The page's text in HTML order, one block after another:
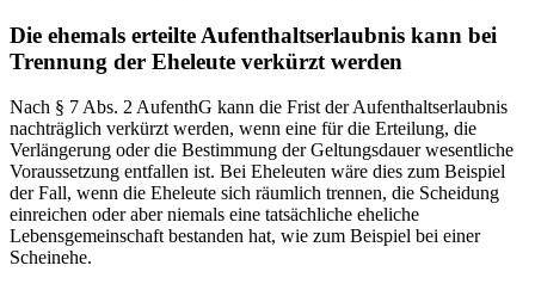
Die ehemals erteilte Aufenthaltserlaubnis kann bei
Trennung der Eheleute verkürzt werden
Nach § 7 Abs. 2 AufenthG kann die Frist der Aufenthaltserlaubnis
nachträglich verkürzt werden, wenn eine für die Erteilung, die
Verlängerung oder die Bestimmung der Geltungsdauer wesentliche
Voraussetzung entfallen ist. Bei Eheleuten wäre dies zum Beispiel
der Fall, wenn die Eheleute sich räumlich trennen, die Scheidung
einreichen oder aber niemals eine tatsächliche eheliche
Lebensgemeinschaft bestanden hat, wie zum Beispiel bei einer
Scheinehe.